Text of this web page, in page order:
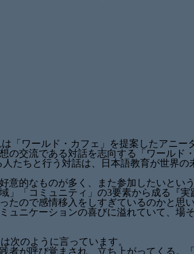
は「ワールド・カフェ」を提案したアニー
の交流である対話を志向する「ワール
たちと行う対話は、日本語教育が世界
意的なものが多く、また参加したいと
」「コミュニティ」の3要素から成る『実
たので感情移入をしすぎているのかと
ュニケーションの喜びに溢れていて、
次のように言っています。
者が呼び覚まされ、立ち上がってくる。